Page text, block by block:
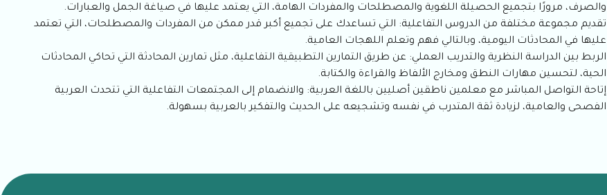
والصرف، مرورًا بتجميع الحصيلة اللغوية والمصطلحات والمفردات الهامة، التي يعتمد عليها في صياغة الجمل والعبارات.
تقديم مجموعة مختلفة من الدروس التفاعلية: التي تساعدك على تجميع أكبر قدر ممكن من المفردات والمصطلحات، التي تعتمد
عليها في المحادثات اليومية، وبالتالي فهم وتعلم اللهجات العامية.
الربط بين الدراسة النظرية والتدريب العملي: عن طريق التمارين التطبيقية التفاعلية، مثل تمارين المحادثة التي تحاكي المحادثات
الحية، لتحسين مهارات النطق ومخارج الألفاظ والقراءة والكتابة.
إتاحة التواصل المباشر مع معلمين ناطقين أصليين باللغة العربية: والانضمام إلى المجتمعات التفاعلية التي تتحدث العربية
الفصحى والعامية، لزيادة ثقة المتدرب في نفسه وتشجيعه على الحديث والتفكير بالعربية بسهولة.